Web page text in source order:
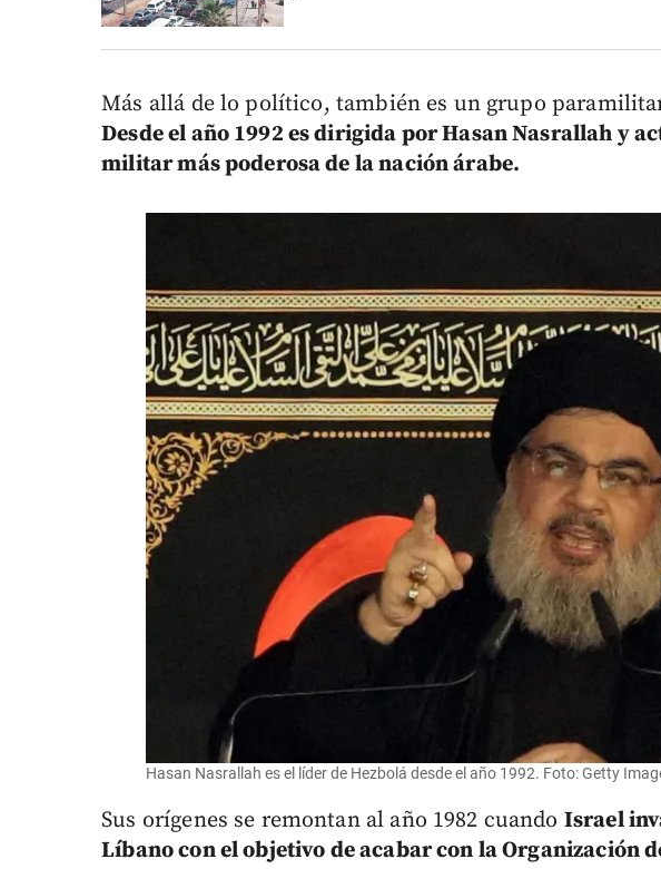
Más allá de lo político, también es un grupo
Desde el año 1992 es dirigida por Hasan Nasrallah y
militar más poderosa de la nación árabe.
Hasan Nasrallah es el líder de Hezbolá desde el año 1992. Foto: Getty
Sus orígenes se remontan al año 1982 cuando Israel
Líbano con el objetivo de acabar con la Organización